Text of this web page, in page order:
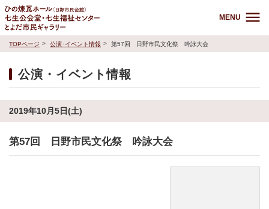
MENU
TOPページ 公演･イベント情報 第57回 日野市民文化祭 吟詠大会
公演・イベント情報
2019年10月5日(土)
第57回 日野市民文化祭 吟詠大会